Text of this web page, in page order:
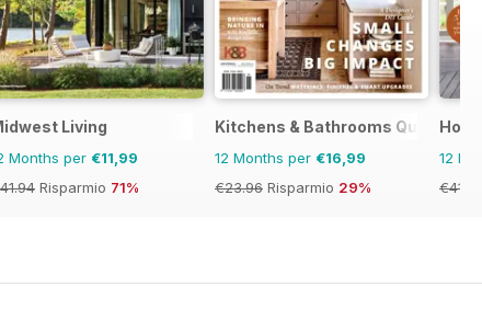
Living
Months per €11,99
Risparmio 71%
Kitchens & Bathrooms Quarterly
12 Months per €16,99
€23.96 Risparmio 29%
12